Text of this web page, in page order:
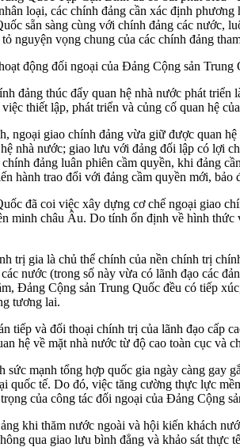
loại, các chính đảng cần xác định
sẵn sàng cùng với chính đảng các nước,
nguyện vọng chung của các chính đảng
động đối ngoại của Đảng Cộng sản Trung
đảng thúc đẩy quan hệ nhà nước phát
thiết lập, phát triển và củng cố quan hệ
ngoại giao chính đảng vừa giữ được quan
nhà nước; giao lưu với đảng đối lập có lợi
đảng luân phiên cầm quyền, khi đảng
hành trao đổi với đảng cầm quyền mới,
đã coi việc xây dựng cơ chế ngoại giao
minh châu Âu. Do tính ổn định về hình thức
trị gia là chủ thể chính của nền chính trị
nước (trong số này vừa có lãnh đạo các
Đảng Cộng sản Trung Quốc đều có tiếp
tương lai.
tiếp và đối thoại chính trị của lãnh đạo cấp
hệ về mặt nhà nước từ độ cao toàn cục và
sức mạnh tổng hợp quốc gia ngày càng gay
quốc tế. Do đó, việc tăng cường thực lực
của công tác đối ngoại của Đảng Cộng
khi thăm nước ngoài và hội kiến khách
qua giao lưu bình đẳng và khảo sát thực